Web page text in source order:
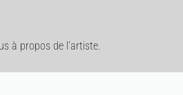
à propos de l’artiste.